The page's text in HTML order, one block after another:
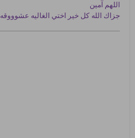
اللهم آمين
جزاك الله كل خير اختي الغاليه عشوووقه